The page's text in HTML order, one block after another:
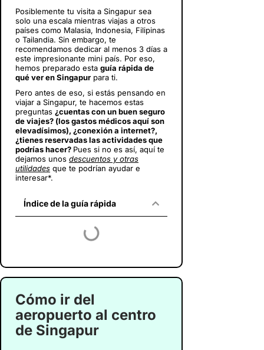
Posiblemente tu visita a Singapur sea
solo una escala mientras viajas a otros
países como Malasia, Indonesia, Filipinas
o Tailandia. Sin embargo, te
recomendamos dedicar al menos 3 días a
este impresionante mini país. Por eso,
hemos preparado esta guía rápida de
qué ver en Singapur para ti.
Pero antes de eso, si estás pensando en
viajar a Singapur, te hacemos estas
preguntas ¿cuentas con un buen seguro
de viajes? (los gastos médicos aquí son
elevadísimos), ¿conexión a internet?,
¿tienes reservadas las actividades que
podrías hacer? Pues si no es así, aquí te
dejamos unos descuentos y otras
utilidades que te podrían ayudar e
interesar*.
Índice de la guía rápida
Cómo ir del
aeropuerto al centro
de Singapur